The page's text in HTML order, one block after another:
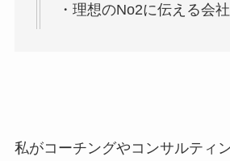
・理想のNo2に伝える会
私がコーチングやコンサルティ